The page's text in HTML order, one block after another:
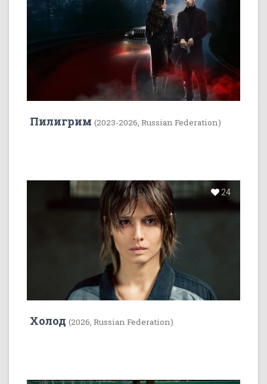
Пилигрим (2023-2026, Russian Federation)
24
Холод (2026, Russian Federation)